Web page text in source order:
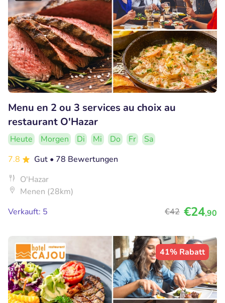
Menu en 2 ou 3 services au choix au
restaurant O'Hazar
Heute Morgen Di Mi Do Fr
Sa
7.8
Gut • 78 Bewertungen
O'Hazar
Menen (28km)
Verkauft: 5
€42 €24,90
41% Rabatt